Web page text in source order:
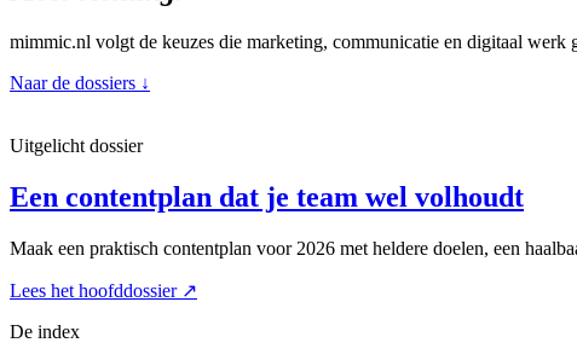
mimmic.nl volgt de keuzes die marketing, communicatie en digitaal
Naar de dossiers ↓
Uitgelicht dossier
Een contentplan dat je team wel volhoudt
Maak een praktisch contentplan voor 2026 met heldere doelen, een
Lees het hoofddossier ↗
De index